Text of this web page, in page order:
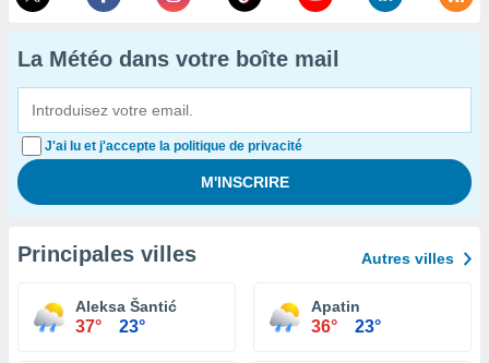
La Météo dans votre boîte mail
J'ai lu et j'accepte la politique de privacité
Principales villes Autres villes
Aleksa Šantić
37° 23°
Apatin
36° 23°